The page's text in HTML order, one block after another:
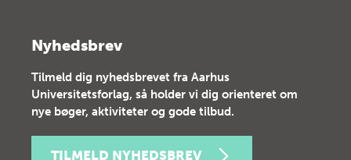
Nyhedsbrev
Tilmeld dig nyhedsbrevet fra Aarhus
Universitetsforlag, så holder vi dig orienteret om
nye bøger, aktiviteter og gode tilbud.
TILMELD NYHEDSBREV